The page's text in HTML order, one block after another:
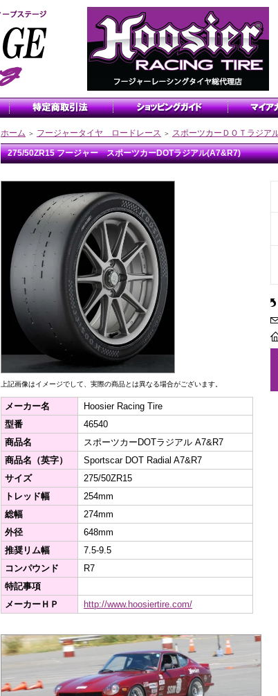
ホーム ＞ フージャータイヤ ロードレース ＞ スポーツカーＤＯＴラジア
275/50ZR15 フージャー スポーツカーDOTラジアル(A7&R7)
上記画像はイメージでして、実際の商品とは異なる場合がございます。
メーカー名
Hoosier Racing Tire
型番
46540
商品名
スポーツカーDOTラジアル A7&R7
商品名（英字）
Sportscar DOT Radial A7&R7
サイズ
275/50ZR15
トレッド幅
254mm
総幅
274mm
外径
648mm
推奨リム幅
7.5-9.5
コンパウンド
R7
特記事項
メーカーＨＰ
http://www.hoosiertire.com/